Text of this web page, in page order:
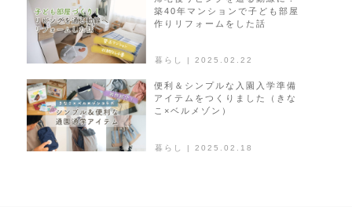
暮らし | 2025.02.22
築40年マンションで子ども部屋
作りリフォームをした話
暮らし | 2025.02.18
便利＆シンプルな入園入学準備
アイテムをつくりました（きな
こ×ベルメゾン）